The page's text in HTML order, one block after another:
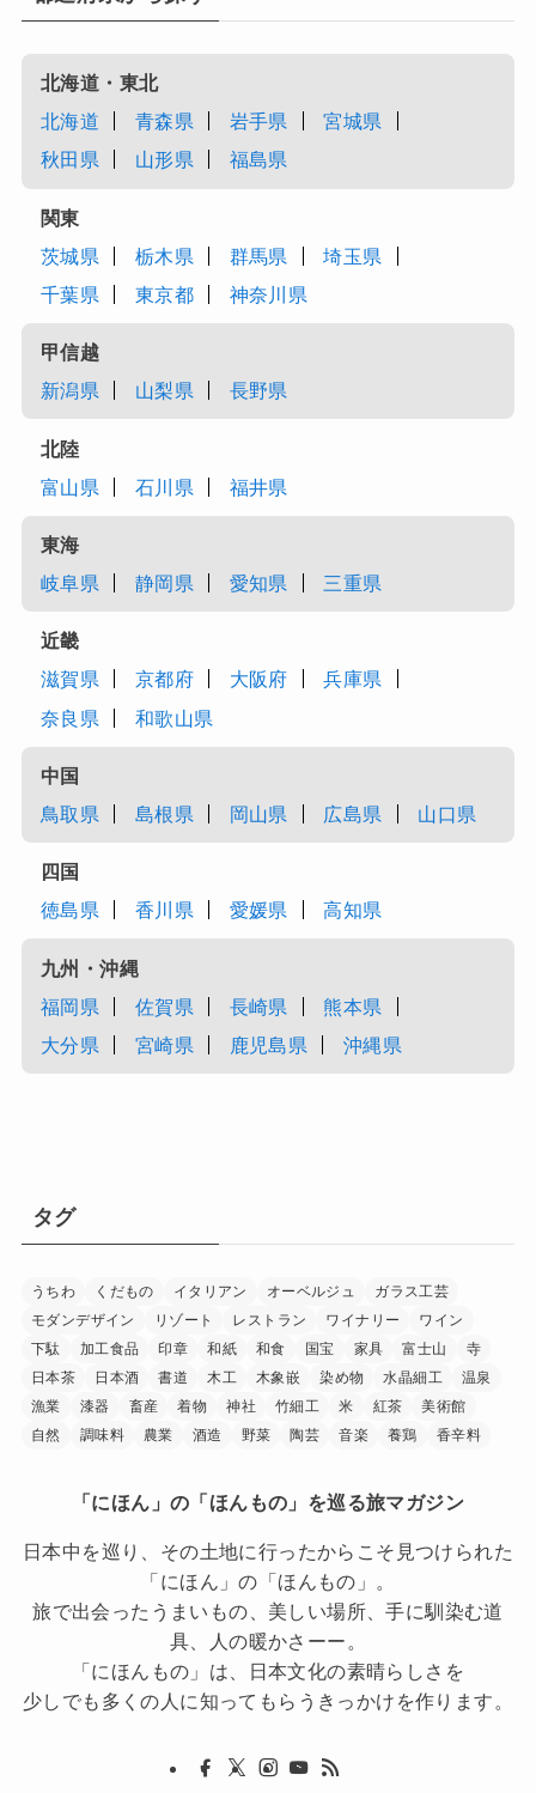
北海道・東北
北海道
青森県 岩手県
宮城県
秋田県
山形県 福島県
関東
茨城県
栃木県 群馬県
埼玉県
千葉県
東京都 神奈川県
甲信越
新潟県
山梨県 長野県
北陸
富山県
石川県 福井県
東海
岐阜県
静岡県 愛知県 三重県
近畿
滋賀県
京都府 大阪府
兵庫県
奈良県
和歌山県
中国
鳥取県
島根県 岡山県 広島県 山口県
四国
徳島県
香川県 愛媛県 高知県
九州・沖縄
福岡県
佐賀県 長崎県
熊本県
大分県
宮崎県 鹿児島県 沖縄県
タグ
うちわ くだもの イタリアン オーベルジュ
ガラス工芸
モダンデザイン
リゾート レストラン ワイナリー
ワイン
下駄
加工食品 印章 和紙 和食 国宝 家具 富士山
寺
日本茶
日本酒 書道 木工 木象嵌 染め物 水晶細工
温泉
漁業
漆器 畜産 着物 神社 竹細工 米 紅茶
美術館
自然
調味料 農業 酒造 野菜 陶芸 音楽 養鶏 香辛料
「にほん」の「ほんもの」を巡る旅マガジン
日本中を巡り、その土地に行ったからこそ見つけられた
「にほん」の「ほんもの」。
旅で出会ったうまいもの、美しい場所、手に馴染む道
具、人の暖かさーー。
「にほんもの」は、日本文化の素晴らしさを
少しでも多くの人に知ってもらうきっかけを作ります。